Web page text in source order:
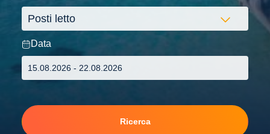
Data
Ricerca